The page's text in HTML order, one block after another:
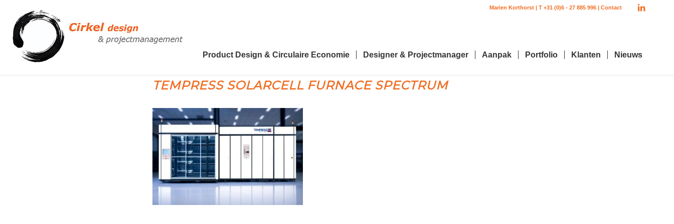
Marien Korthorst | T +31 (0)6 - 27 885 996 | Contact
Product Design & Circulaire Economie Designer & Projectmanager Aanpak Portfolio Klanten Nieuws
TEMPRESS SOLARCELL FURNACE SPECTRUM